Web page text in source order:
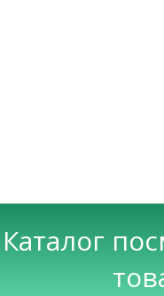
Каталог